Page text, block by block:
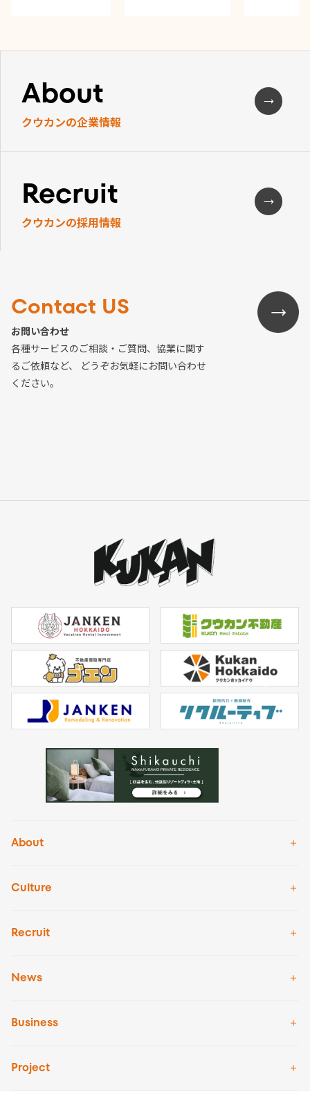
About
クウカンの企業情報
Recruit
クウカンの採用情報
Contact US
お問い合わせ
各種サービスのご相談・ご質問、協業に関す
るご依頼など、 どうぞお気軽にお問い合わせ
ください。
About
Culture
Recruit
News
Business
Project